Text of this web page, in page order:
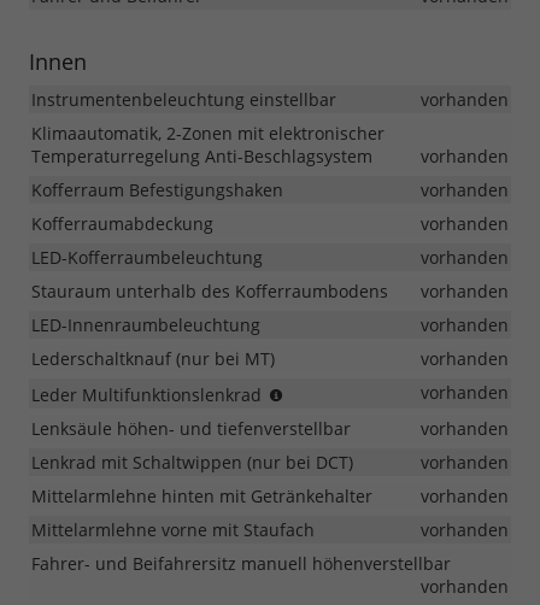
Innen
Instrumentenbeleuchtung einstellbar
vorhanden
Klimaautomatik, 2-Zonen mit elektronischer
Temperaturregelung Anti-Beschlagsystem
vorhanden
Kofferraum Befestigungshaken
vorhanden
Kofferraumabdeckung
vorhanden
LED-Kofferraumbeleuchtung
vorhanden
Stauraum unterhalb des Kofferraumbodens
vorhanden
LED-Innenraumbeleuchtung
vorhanden
Lederschaltknauf (nur bei MT)
vorhanden
Leder Multifunktionslenkrad
Bluetooth
/
Bordcomputer
/
Tempomat
vorhanden
Lenksäule höhen- und tiefenverstellbar
vorhanden
Lenkrad mit Schaltwippen (nur bei DCT)
vorhanden
Mittelarmlehne hinten mit Getränkehalter
vorhanden
Mittelarmlehne vorne mit Staufach
vorhanden
Fahrer- und Beifahrersitz manuell höhenverstellbar
vorhanden